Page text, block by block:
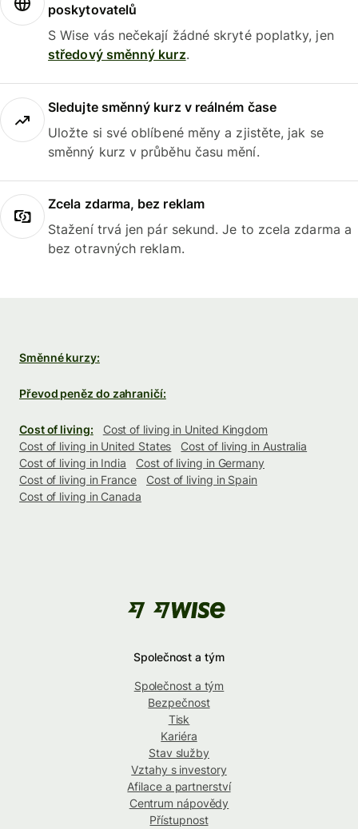
poskytovatelů
S Wise vás nečekají žádné skryté poplatky, jen
středový směnný kurz.
Sledujte směnný kurz v reálném čase
Uložte si své oblíbené měny a zjistěte, jak se
směnný kurz v průběhu času mění.
Zcela zdarma, bez reklam
Stažení trvá jen pár sekund. Je to zcela zdarma a
bez otravných reklam.
Směnné kurzy:
Převod peněz do zahraničí:
Cost of living:
Cost of living in United Kingdom
Cost of living in United States
Cost of living in Australia
Cost of living in India
Cost of living in Germany
Cost of living in France
Cost of living in Spain
Cost of living in Canada
Společnost a tým
Společnost a tým
Bezpečnost
Tisk
Kariéra
Stav služby
Vztahy s investory
Afilace a partnerství
Centrum nápovědy
Přístupnost